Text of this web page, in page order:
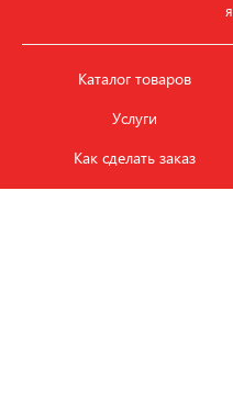
Каталог товаров
Услуги
Как сделать заказ